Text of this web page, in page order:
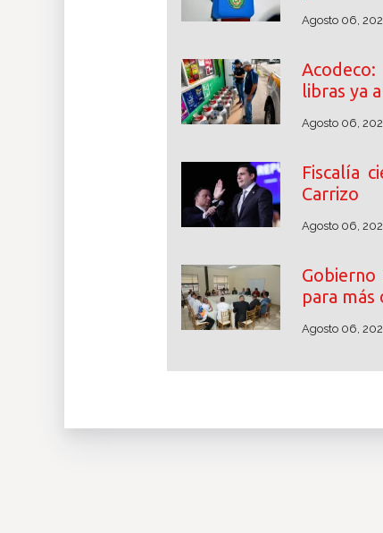
Agosto 06,
libras ya
Agosto 06,
Fiscalía
Carrizo
Agosto 06,
Gobierno
para más
Agosto 06,